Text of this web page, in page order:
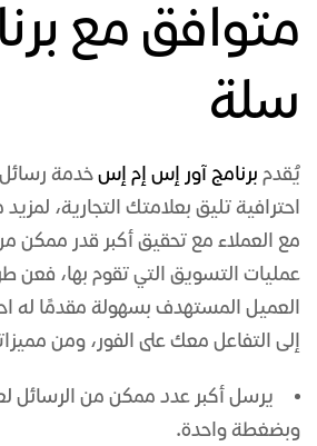
متوافق مع
سلة
يُقدم برنامج آور إس إم إس
احترافية تليق بعلامتك التجارية،
مع العملاء مع تحقيق أكبر قدر ممكن
عمليات التسويق التي تقوم بها، فعن
العميل المستهدف بسهولة مقدمًا له
إلى التفاعل معك على الفور، ومن
يرسل أكبر عدد ممكن من الرسائل
وبضغطة واحدة.